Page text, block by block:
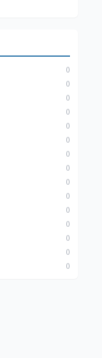
()
()
()
()
()
()
()
()
()
()
()
()
()
()
()